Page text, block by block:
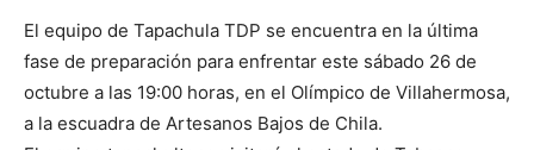
El equipo de Tapachula TDP se encuentra en la última
fase de preparación para enfrentar este sábado 26 de
octubre a las 19:00 horas, en el Olímpico de Villahermosa,
a la escuadra de Artesanos Bajos de Chila.